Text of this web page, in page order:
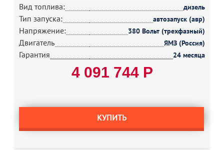
Вид топлива: дизель
Тип запуска: автозапуск (авр)
Напряжение: 380 Вольт (трехфазный)
Двигатель ЯМЗ (Россия)
Гарантия 24 месяца
4 091 744 Р
КУПИТЬ